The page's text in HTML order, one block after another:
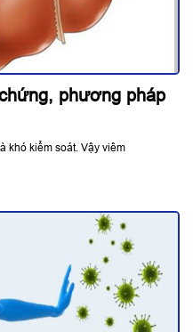
phương pháp
khó kiểm soát. Vậy viêm